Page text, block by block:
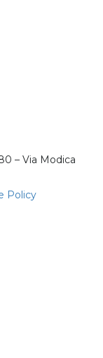
– Via Modica
Policy